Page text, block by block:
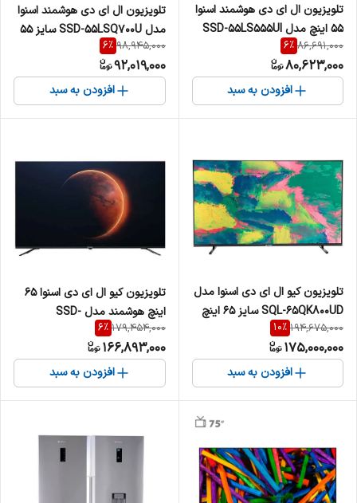
تلویزیون ال ای دی هوشمند اسنوا
55 اینچ مدل SSD-55LS555UI
86,691,000
6%
80,623,000
افزودن به سبد
تلویزیون ال ای دی هوشمند اسنوا
مدل SSD-55LSQ700U سایز 55
اینچ
98,945,000
6%
92,019,000
افزودن به سبد
تلویزیون کیو ال ای دی اسنوا مدل
SQL-65QK800UD سایز 65 اینچ
194,675,000
10%
175,000,000
افزودن به سبد
تلویزیون کیو ال ای دی اسنوا 65
اینچ هوشمند مدل SSD-
65LSQ700U
179,454,000
6%
166,893,000
افزودن به سبد